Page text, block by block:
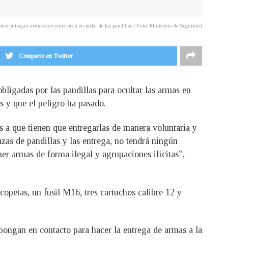
entregan armas que estuvieron en poder de las pandillas./ Foto: Ministerio de Seguridad
Comparte en Twitter
por las pandillas para ocultar las armas en
y que el peligro ha pasado.
que tienen que entregarlas de manera voluntaria y
de pandillas y las entrega, no tendrá ningún
armas de forma ilegal y agrupaciones ilícitas”,
un fusil M16, tres cartuchos calibre 12 y
en contacto para hacer la entrega de armas a la